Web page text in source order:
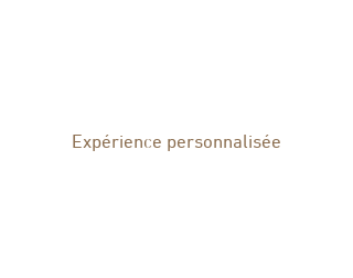
Expérience personnalisée